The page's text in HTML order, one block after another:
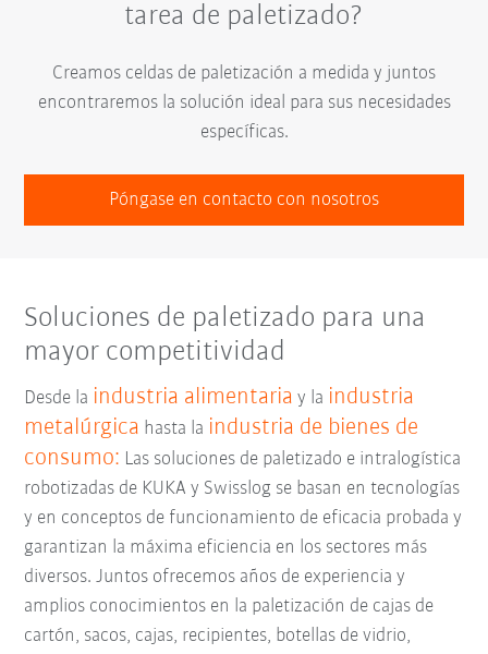
tarea de paletizado?
Creamos celdas de paletización a medida y juntos
encontraremos la solución ideal para sus necesidades
específicas.
Póngase en contacto con nosotros
Soluciones de paletizado para una
mayor competitividad
Desde la industria alimentaria y la industria
metalúrgica hasta la industria de bienes de
consumo: Las soluciones de paletizado e intralogística
robotizadas de KUKA y Swisslog se basan en tecnologías
y en conceptos de funcionamiento de eficacia probada y
garantizan la máxima eficiencia en los sectores más
diversos. Juntos ofrecemos años de experiencia y
amplios conocimientos en la paletización de cajas de
cartón, sacos, cajas, recipientes, botellas de vidrio,